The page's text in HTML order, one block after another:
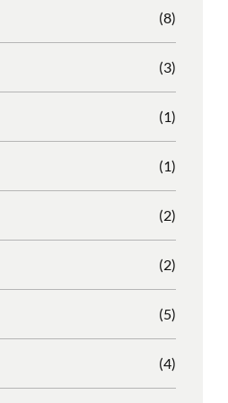
(8)
(3)
(1)
(1)
(2)
(2)
(5)
(4)